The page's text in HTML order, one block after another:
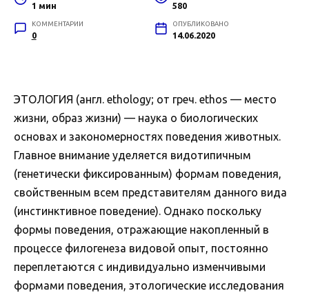
1 мин 580
КОММЕНТАРИИ
0
ОПУБЛИКОВАНО
14.06.2020
ЭТОЛОГИЯ (англ. ethology; от греч. ethos — место
жизни, образ жизни) — наука о биологических
основах и закономерностях поведения животных.
Главное внимание уделяется видотипичным
(генетически фиксированным) формам поведения,
свойственным всем представителям данного вида
(инстинктивное поведение). Однако поскольку
формы поведения, отражающие накопленный в
процессе филогенеза видовой опыт, постоянно
переплетаются с индивидуально изменчивыми
формами поведения, этологические исследования